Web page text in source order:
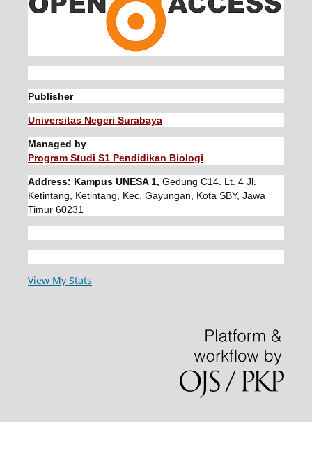
Publisher
Universitas Negeri Surabaya
Managed by
Program Studi S1 Pendidikan Biologi
Address: Kampus UNESA 1, Gedung C14. Lt. 4 Jl.
Ketintang, Ketintang, Kec. Gayungan, Kota SBY, Jawa
Timur 60231
View My Stats